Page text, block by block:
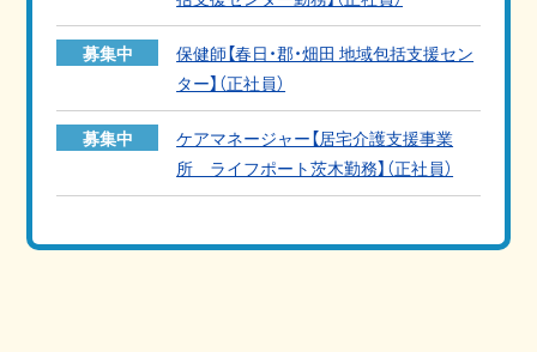
募集中
保健師【春日・郡・畑田 地域包括支援セン
ター】（正社員）
募集中
ケアマネージャー【居宅介護支援事業
所 ライフポート茨木勤務】（正社員）